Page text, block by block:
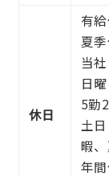
休日
有
夏
当
日
5勤
土
暇、
年